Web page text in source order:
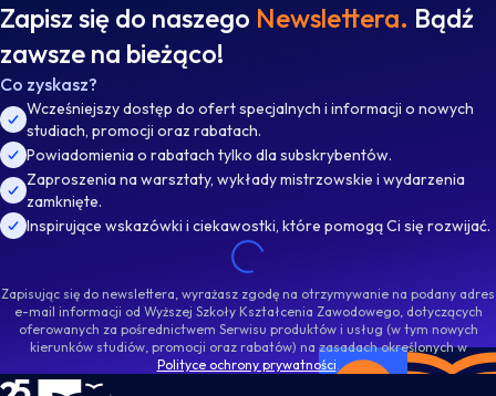
Zapisz się do naszego Newslettera. Bądź
zawsze na bieżąco!
Co zyskasz?
Wcześniejszy dostęp do ofert specjalnych i informacji o nowych
studiach, promocji oraz rabatach.
Powiadomienia o rabatach tylko dla subskrybentów.
Zaproszenia na warsztaty, wykłady mistrzowskie i wydarzenia
zamknięte.
Inspirujące wskazówki i ciekawostki, które pomogą Ci się rozwijać.
Zapisując się do newslettera, wyrażasz zgodę na otrzymywanie na podany adres
e-mail informacji od Wyższej Szkoły Kształcenia Zawodowego, dotyczących
oferowanych za pośrednictwem Serwisu produktów i usług (w tym nowych
kierunków studiów, promocji oraz rabatów) na zasadach określonych w
Polityce ochrony prywatności.
WSKZ - strona główna